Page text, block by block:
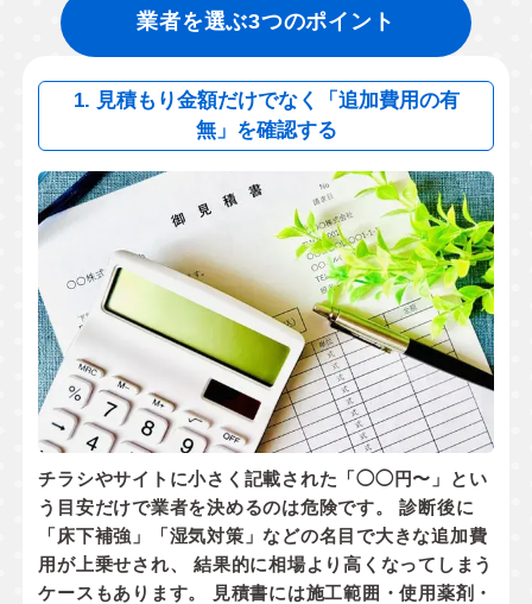
業者を選ぶ3つのポイント
1. 見積もり金額だけでなく「追加費用の有
無」を確認する
チラシやサイトに小さく記載された「◯◯円〜」とい
う目安だけで業者を決めるのは危険です。 診断後に
「床下補強」「湿気対策」などの名目で大きな追加費
用が上乗せされ、 結果的に相場より高くなってしまう
ケースもあります。 見積書には施工範囲・使用薬剤・